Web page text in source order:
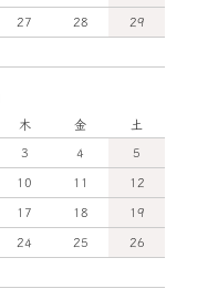
27 28 29
木 金 土
3 4 5
10 11 12
17 18 19
24 25 26